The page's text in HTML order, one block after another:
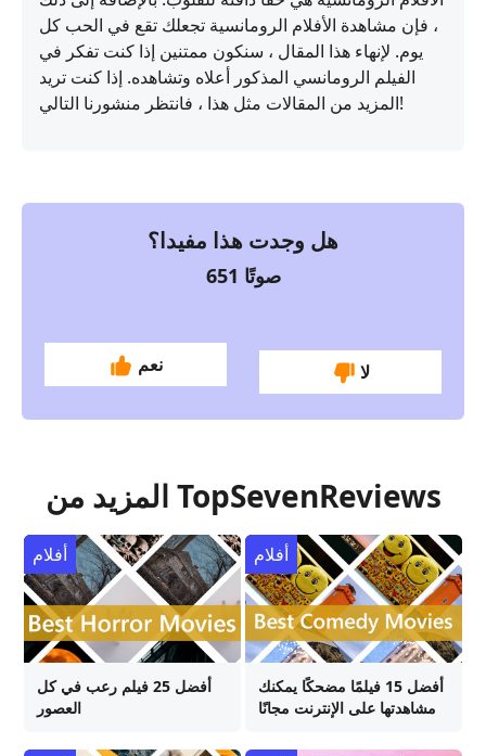
، فإن مشاهدة الأفلام الرومانسية تجعلك تقع في الحب كل
يوم. لإنهاء هذا المقال ، سنكون ممتنين إذا كنت تفكر في
الفيلم الرومانسي المذكور أعلاه وتشاهده. إذا كنت تريد
المزيد من المقالات مثل هذا ، فانتظر منشورنا التالي!
هل وجدت هذا مفيدا؟
651 صوتًا
نعم لا
المزيد من TopSevenReviews
أفضل 25 فيلم رعب في كل
العصور
أفلام
أفضل 15 فيلمًا مضحكًا يمكنك
مشاهدتها على الإنترنت مجانًا
أفلام